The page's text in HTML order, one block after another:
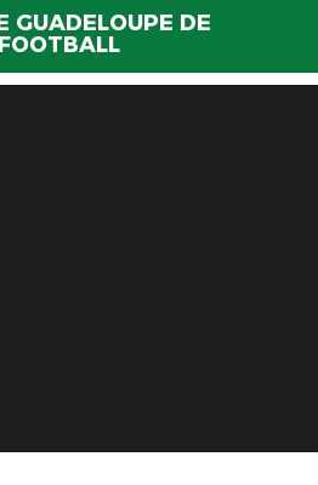
GUADELOUPE DE
FOOTBALL